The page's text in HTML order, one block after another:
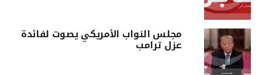
مجلس النواب الأمريكي يصوت لفائدة
عزل ترامب